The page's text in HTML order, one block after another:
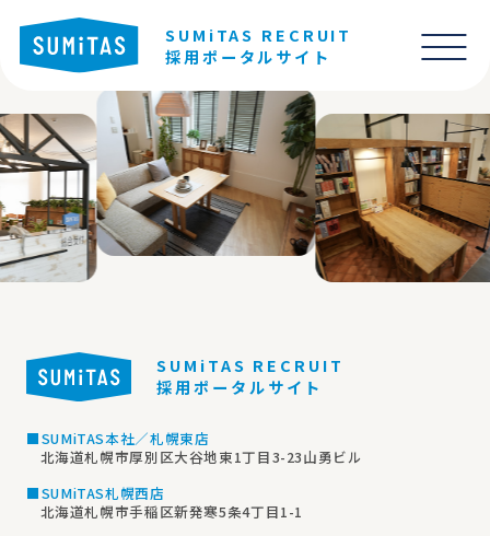
SUMiTAS RECRUIT
採用ポータルサイト
SUMiTAS RECRUIT
採用ポータルサイト
■SUMiTAS本社／札幌東店
北海道札幌市厚別区大谷地東1丁目3-23山勇ビル
■SUMiTAS札幌西店
北海道札幌市手稲区新発寒5条4丁目1-1